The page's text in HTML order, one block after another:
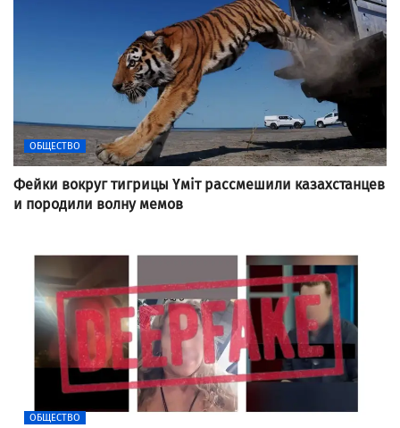
ОБЩЕСТВО
Фейки вокруг тигрицы Үміт рассмешили казахстанцев
и породили волну мемов
ОБЩЕСТВО